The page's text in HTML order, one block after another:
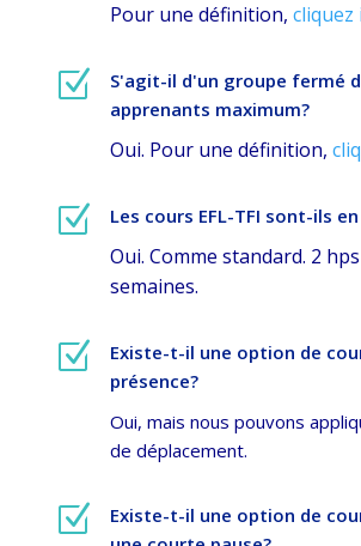
Pour une définition, cliquez
Z
S'agit-il d'un groupe fermé
apprenants maximum?
Oui. Pour une définition,
Z Les cours EFL-TFI sont-ils
Oui. Comme standard. 2
semaines.
Z
Existe-t-il une option de
présence?
Oui, mais nous pouvons
de déplacement.
Z
Existe-t-il une option de